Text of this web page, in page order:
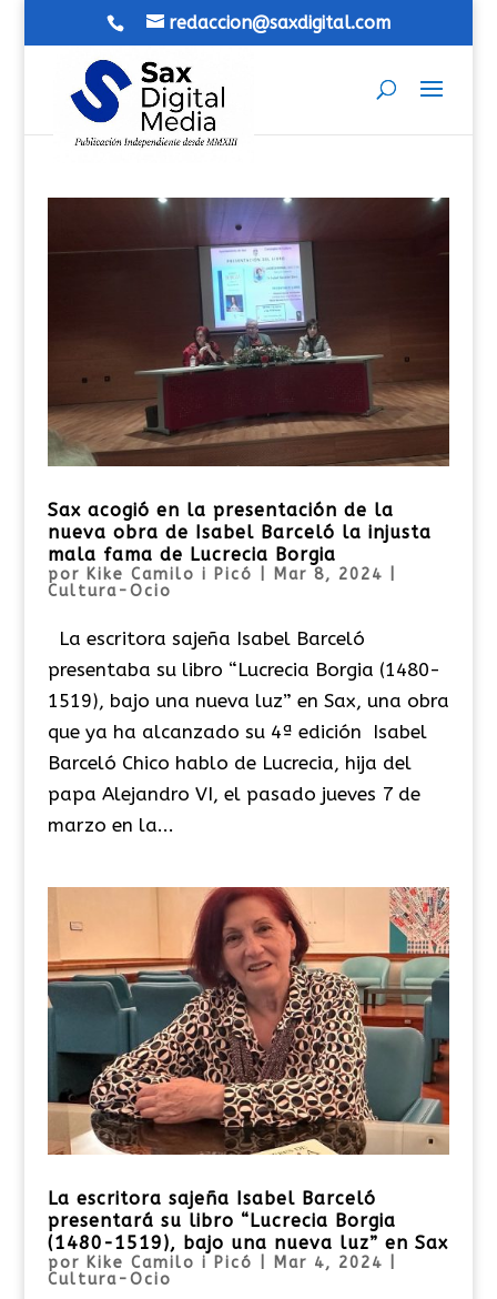
redaccion@saxdigital.com
Sax acogió en la presentación de la
nueva obra de Isabel Barceló la injusta
mala fama de Lucrecia Borgia
por Kike Camilo i Picó Mar 8, 2024
Cultura-Ocio
La escritora sajeña Isabel Barceló
presentaba su libro “Lucrecia Borgia (1480-
1519), bajo una nueva luz” en Sax, una obra
que ya ha alcanzado su 4ª edición Isabel
Barceló Chico hablo de Lucrecia, hija del
papa Alejandro VI, el pasado jueves 7 de
marzo en la...
La escritora sajeña Isabel Barceló
presentará su libro “Lucrecia Borgia
(1480-1519), bajo una nueva luz” en Sax
por Kike Camilo i Picó Mar 4, 2024
Cultura-Ocio